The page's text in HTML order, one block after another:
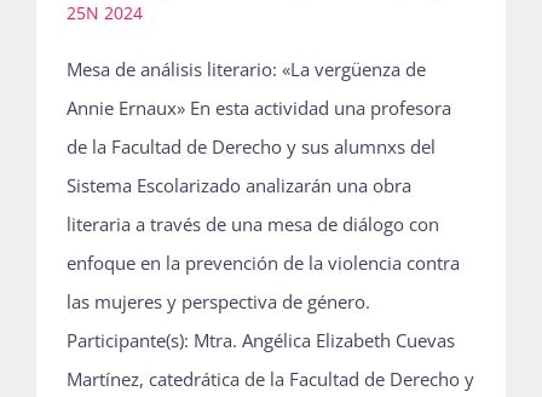
25N 2024
Mesa de análisis literario: «La vergüenza de
Annie Ernaux» En esta actividad una profesora
de la Facultad de Derecho y sus alumnxs del
Sistema Escolarizado analizarán una obra
literaria a través de una mesa de diálogo con
enfoque en la prevención de la violencia contra
las mujeres y perspectiva de género.
Participante(s): Mtra. Angélica Elizabeth Cuevas
Martínez, catedrática de la Facultad de Derecho y